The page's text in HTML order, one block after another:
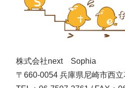
株式会社next Sophia
〒660-0054 兵庫県尼崎市西